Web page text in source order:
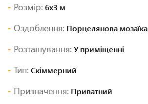
Розмір: 6х3 м
Оздоблення: Порцелянова мозаїка
Розташування: У приміщенні
Тип: Скіммерний
Призначення: Приватний